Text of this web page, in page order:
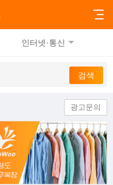
인터넷·통신
광고문의